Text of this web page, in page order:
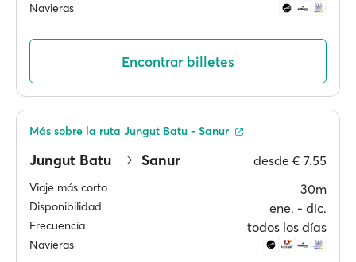
Navieras
Encontrar billetes
Jungut Batu Sanur desde € 7.55
Viaje más corto 30m
Disponibilidad ene. ‐ dic.
Frecuencia todos los días
Navieras
Más sobre la ruta Jungut Batu - Sanur